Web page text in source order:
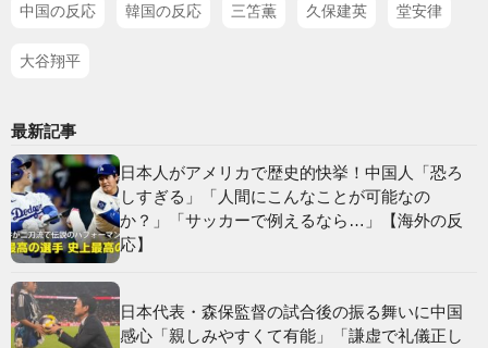
中国の反応 韓国の反応 三笘薫 久保建英 堂安律
大谷翔平
最新記事
日本人がアメリカで歴史的快挙！中国人「恐ろ
しすぎる」「人間にこんなことが可能なの
か？」「サッカーで例えるなら…」【海外の反
応】
日本代表・森保監督の試合後の振る舞いに中国
感心「親しみやすくて有能」「謙虚で礼儀正し